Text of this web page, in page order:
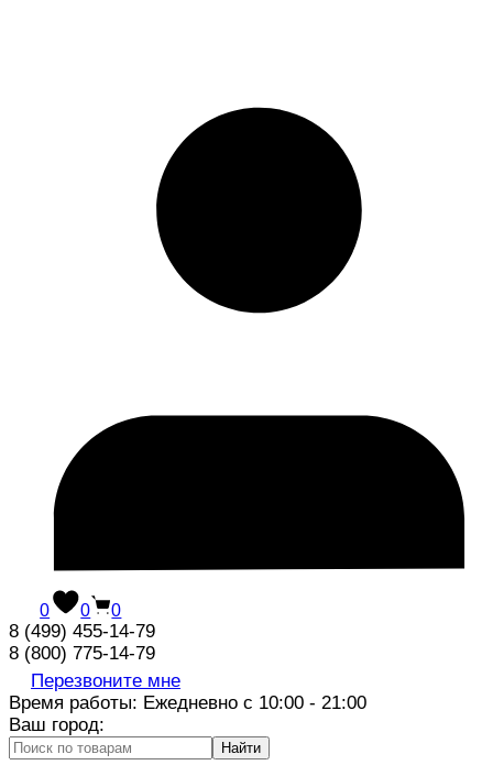
0 0 0
8 (499) 455-14-79
8 (800) 775-14-79
Перезвоните мне
Время работы: Ежедневно с 10:00 - 21:00
Ваш город:
Найти